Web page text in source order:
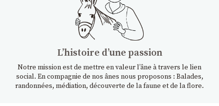
Lʼhistoire dʼune passion
Notre mission est de mettre en valeur l’âne à travers le lien
social. En compagnie de nos ânes nous proposons : Balades,
randonnées, médiation, découverte de la faune et de la flore.